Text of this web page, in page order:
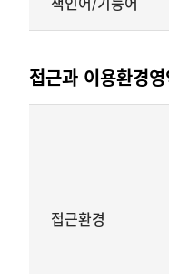
접근과 이용환경
접근환경